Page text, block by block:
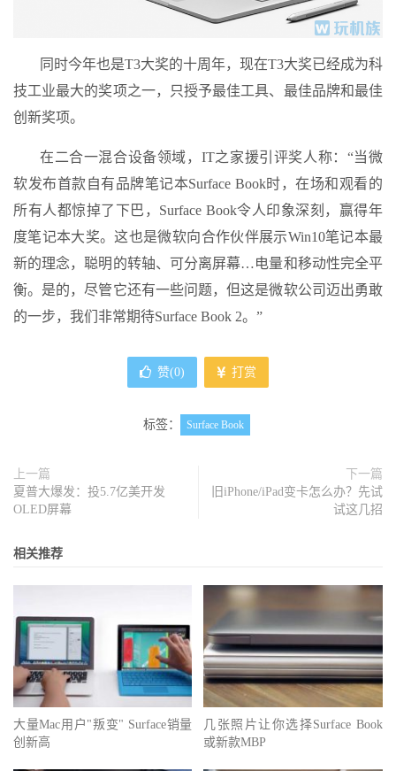
同时今年也是T3大奖的十周年，现在T3大奖已经成为科
技工业最大的奖项之一，只授予最佳工具、最佳品牌和最佳
创新奖项。
在二合一混合设备领域，IT之家援引评奖人称：“当微
软发布首款自有品牌笔记本Surface Book时，在场和观看的
所有人都惊掉了下巴，Surface Book令人印象深刻，赢得年
度笔记本大奖。这也是微软向合作伙伴展示Win10笔记本最
新的理念，聪明的转轴、可分离屏幕…电量和移动性完全平
衡。是的，尽管它还有一些问题，但这是微软公司迈出勇敢
的一步，我们非常期待Surface Book 2。”
赞(0) 打赏
标签： Surface Book
上一篇
夏普大爆发：投5.7亿美开发
OLED屏幕
下一篇
旧iPhone/iPad变卡怎么办？先试
试这几招
相关推荐
大量Mac用户"叛变" Surface销量
创新高
几张照片让你选择Surface Book
或新款MBP